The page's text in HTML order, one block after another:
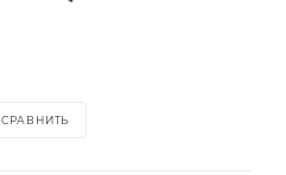
СРАВНИТЬ